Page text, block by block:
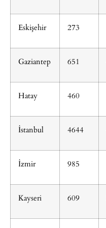
Eskişehir 273
Gaziantep 651
Hatay 460
İstanbul 4644
İzmir 985
Kayseri 609